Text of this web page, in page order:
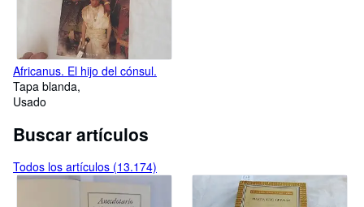
Africanus. El hijo del cónsul.
Tapa blanda
Usado
Buscar artículos
Todos los artículos (13.174)